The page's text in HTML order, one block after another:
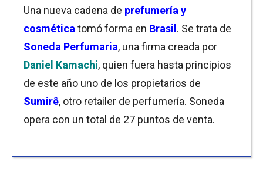
Una nueva cadena de prefumería y
cosmética tomó forma en Brasil . Se trata de
Soneda Perfumaria, una firma creada por
Daniel Kamachi, quien fuera hasta principios
de este año uno de los propietarios de
Sumirê, otro retailer de perfumería. Soneda
opera con un total de 27 puntos de venta.